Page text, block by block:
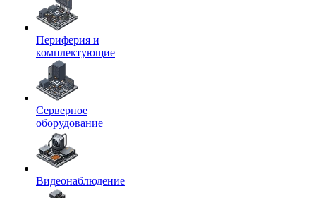
Периферия и
комплектующие
Серверное
оборудование
Видеонаблюдение